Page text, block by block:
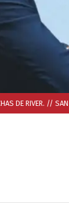
DE RIVER. //